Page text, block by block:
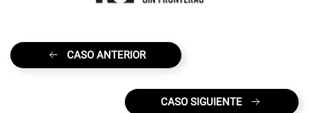
CASO ANTERIOR
CASO SIGUIENTE